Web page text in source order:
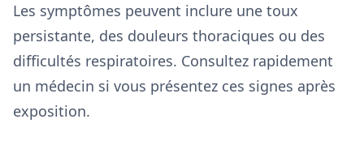
Les symptômes peuvent inclure une toux
persistante, des douleurs thoraciques ou des
difficultés respiratoires. Consultez rapidement
un médecin si vous présentez ces signes après
exposition.